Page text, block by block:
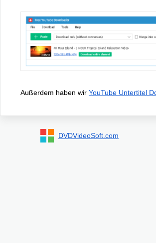
Außerdem haben wir YouTube Untertitel
DVDVideoSoft.com